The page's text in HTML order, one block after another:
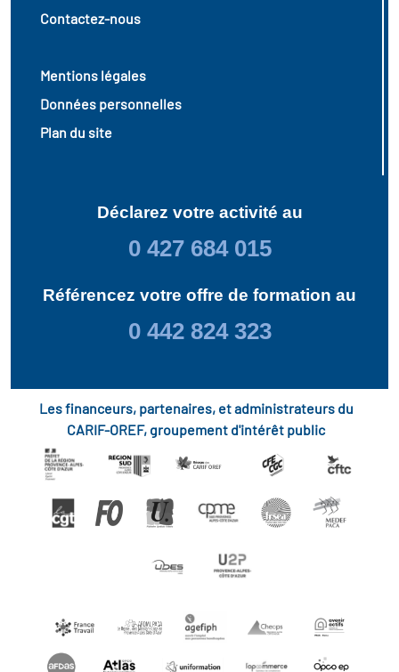
Contactez-nous
Mentions légales
Données personnelles
Plan du site
Déclarez votre activité au
0 427 684 015
Référencez votre offre de formation au
0 442 824 323
Les financeurs, partenaires, et administrateurs du
CARIF-OREF, groupement d'intérêt public